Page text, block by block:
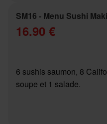
SM16 - Menu Sushi
16.90 €
6 sushis saumon, 8
soupe et 1 salade.